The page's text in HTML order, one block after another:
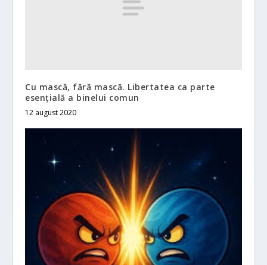
Cu mască, fără mască. Libertatea ca parte
esențială a binelui comun
12 august 2020